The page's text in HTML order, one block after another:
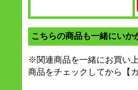
こちらの商品も一緒にいか
※関連商品を一緒にお買い
商品をチェックしてから【